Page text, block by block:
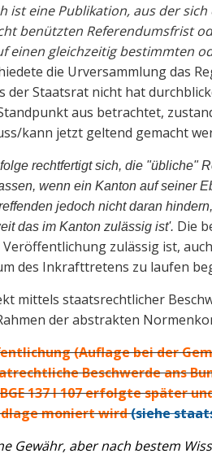
ist eine Publikation, aus der
benützten Referendumsfrist
einen gleichzeitig bestimmten
die Urversammlung das
der Staatsrat nicht hat
aus betrachtet,
kann jetzt geltend gemacht
rechtfertigt sich, die "übliche"
wenn ein Kanton auf seiner
jedoch nicht daran
das im Kanton zulässig ist'. Die
zulässig ist,
des Inkrafttretens zu laufen
mittels staatsrechtlicher
der abstrakten
(Auflage bei der
Beschwerde ans
137 I 107 erfolgte später
moniert wird(siehe
Gewähr, aber nach bestem